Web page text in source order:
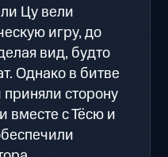
Цу вели
игру, до
вид, будто
Однако в битве
сторону
вместе с Тёсю и